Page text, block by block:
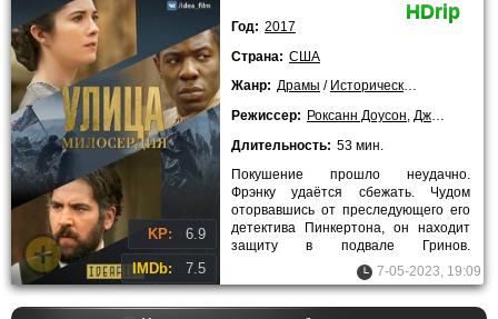
KP: 6.9
IMDb: 7.5
HDrip
Год: 2017
Страна: США
Жанр: Драмы / Исторические
Режиссер: Роксанн Доусон, Джереми Уэбб
Длительность: 53 мин.
Покушение прошло неудачно.
Фрэнку удаётся сбежать. Чудом
оторвавшись от преследующего его
детектива Пинкертона, он находит
защиту в подвале Гринов.
Оказавшись здесь, герой 2 сезона
сериала
7-05-2023, 19:09